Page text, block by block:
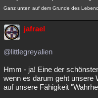
Ganz unten auf dem Grunde des
jafrael
@littlegreyalien
Hmm - ja! Eine der
wenn es darum geht unsere
auf unsere Fähigkeit